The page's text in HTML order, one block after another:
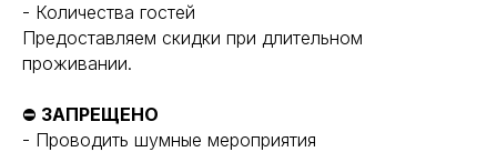
- Количества гостей
Предоставляем скидки при длительном
проживании.
⛔ ЗАПРЕЩЕНО
- Проводить шумные мероприятия